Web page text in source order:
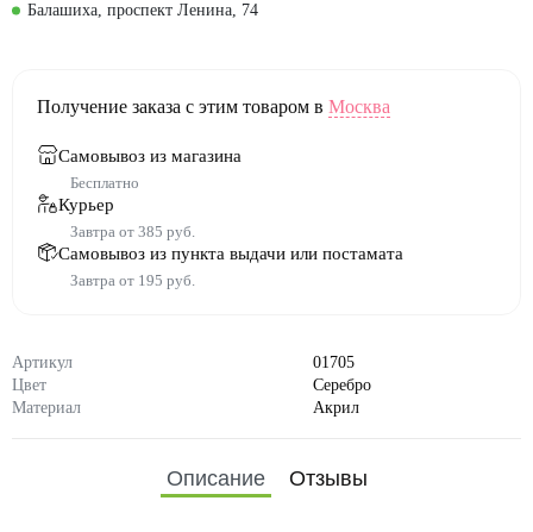
Артикул
01705
Цвет
Серебро
Материал
Акрил
Балашиха, проспект Ленина, 74
Получение заказа с этим товаром в Москва
Самовывоз из магазина
Бесплатно
Курьер
Завтра от 385 руб.
Самовывоз из пункта выдачи или постамата
Завтра от 195 руб.
Описание Отзывы